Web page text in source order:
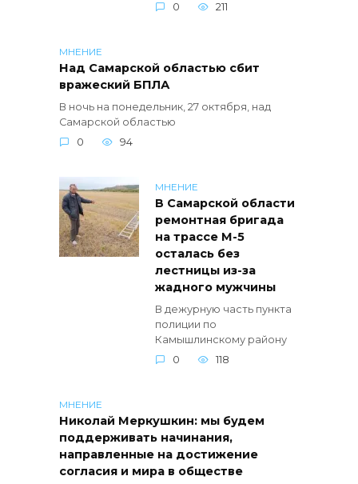
0
211
МНЕНИЕ
Над Самарской областью сбит
вражеский БПЛА
В ночь на понедельник, 27 октября, над
Самарской областью
0
94
МНЕНИЕ
В Самарской области
ремонтная бригада
на трассе М-5
осталась без
лестницы из-за
жадного мужчины
В дежурную часть пункта
полиции по
Камышлинскому району
0
118
МНЕНИЕ
Николай Меркушкин: мы будем
поддерживать начинания,
направленные на достижение
согласия и мира в обществе